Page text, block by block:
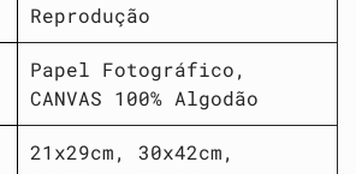
Reprodução
Papel Fotográfico,
CANVAS 100% Algodão
21x29cm, 30x42cm,